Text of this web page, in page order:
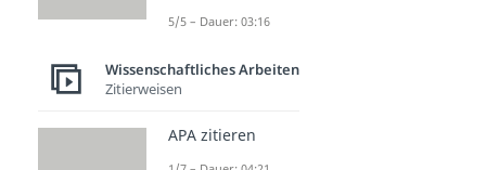
5/5 – Dauer: 03:16
Wissenschaftliches Arbeiten
Zitierweisen
APA zitieren